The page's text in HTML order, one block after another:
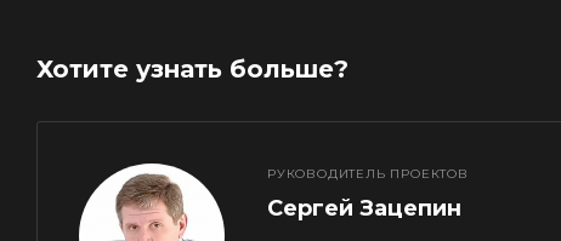
Хотите узнать больше?
РУКОВОДИТЕЛЬ ПРОЕКТОВ
Сергей Зацепин